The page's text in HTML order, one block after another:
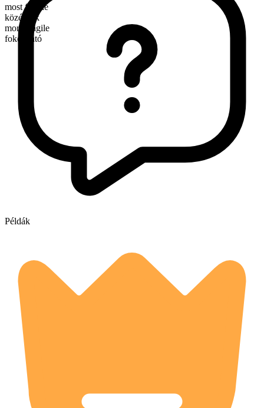
most fragile
középfok
more fragile
fokozható
Példák